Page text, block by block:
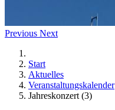
Previous Next
Start
Aktuelles
Veranstaltungskalender
Jahreskonzert (3)